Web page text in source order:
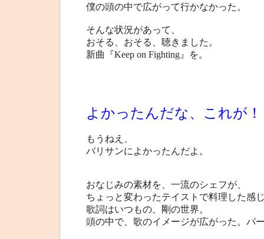
僕の頭の中で広がって行かなかった。
そんな状況があって、
おそる、おそる、聴きました。
新曲『Keep on Fighting』を。
よかったんだな、これが！
もうねえ、
バリサンによかったんだよ。
おなじみの素材を、一流のシェフが、
ちょっと変わったテイストで料理した感
歌詞はいつもの、剛の世界。
頭の中で、歌のイメージが広がった。パ